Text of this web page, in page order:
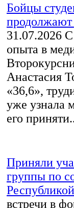
Бойцы
продолжают
31.07.2026
опыта в
Анастасия
«36,6»,
уже узнала
его
Приняли
группы по
встречи в